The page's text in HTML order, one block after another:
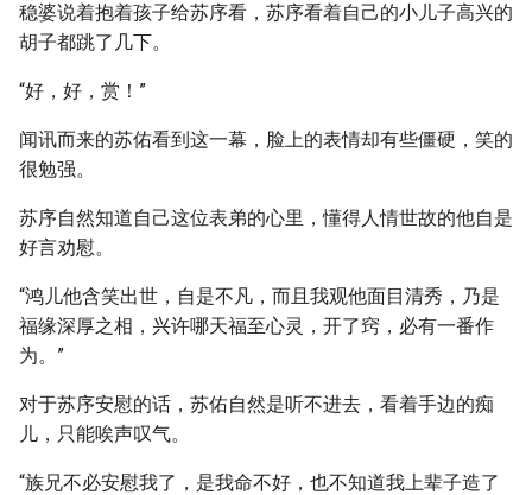
稳婆说着抱着孩子给苏序看，苏序看着自己的小儿子高兴的
胡子都跳了几下。
“好，好，赏！”
闻讯而来的苏佑看到这一幕，脸上的表情却有些僵硬，笑的
很勉强。
苏序自然知道自己这位表弟的心里，懂得人情世故的他自是
好言劝慰。
“鸿儿他含笑出世，自是不凡，而且我观他面目清秀，乃是
福缘深厚之相，兴许哪天福至心灵，开了窍，必有一番作
为。”
对于苏序安慰的话，苏佑自然是听不进去，看着手边的痴
儿，只能唉声叹气。
“族兄不必安慰我了，是我命不好，也不知道我上辈子造了